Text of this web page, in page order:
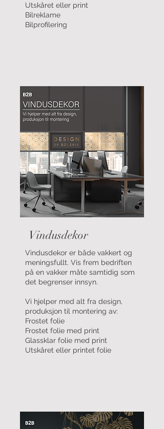
Utskåret eller print
Bilreklame
Bilprofilering
Vindusdekor
Vindusdekor er både vakkert og
meningsfullt. Vis frem bedriften
på en vakker måte samtidig som
det begrenser innsyn.
Vi hjelper med alt fra design,
produksjon til montering av:
Frostet folie
Frostet folie med print
Glassklar folie med print
Utskåret eller printet folie